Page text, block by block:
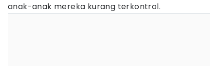
anak-anak mereka kurang terkontrol.